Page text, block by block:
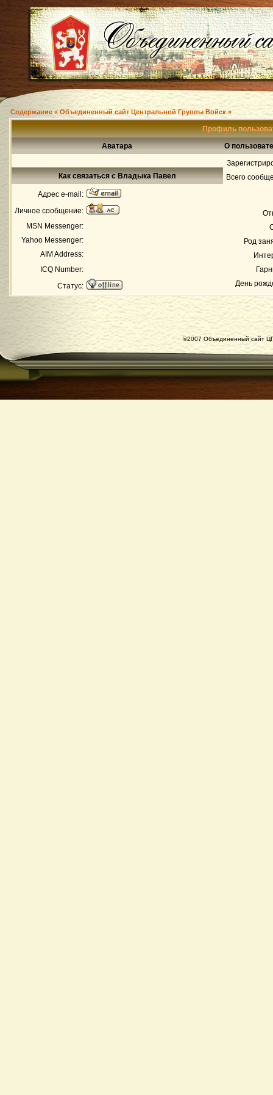
Содержание « Объединенный сайт Центральной Группы Войск »
Профиль
Аватара
О
Всего
Род
День
Как связаться с Владыка Павел
Адрес e-mail:
Личное сообщение:
MSN Messenger:
Yahoo Messenger:
AIM Address:
ICQ Number:
Статус:
©2007 Объединенный сайт